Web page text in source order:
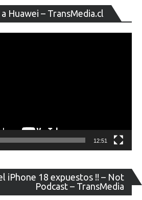
Android
Huawei – TransMedia.cl
de
12:51
iPhone 18 expuestos !! – Not
Podcast – TransMedia
de